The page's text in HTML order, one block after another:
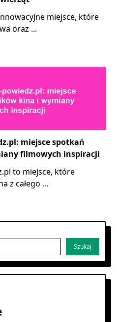
miejsce, które
oraz ...
miejsce spotkań
filmowych inspiracji
to miejsce, które
z całego ...
Szukaj